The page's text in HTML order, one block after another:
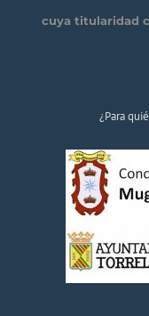
cuya titularidad
¿Para